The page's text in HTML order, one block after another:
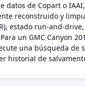
datos de Copart o
reconstruido y
estado run-and-
un GMC Canyon
una búsqueda
historial de